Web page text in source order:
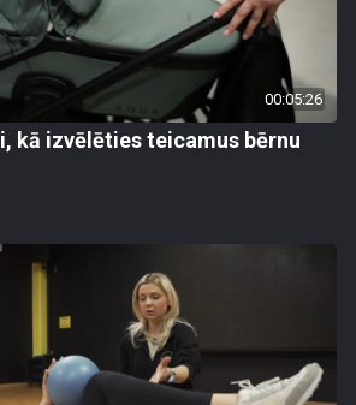
00:05:26
kā izvēlēties teicamus bērnu